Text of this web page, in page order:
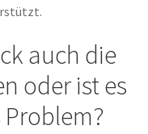
auch die
oder ist es